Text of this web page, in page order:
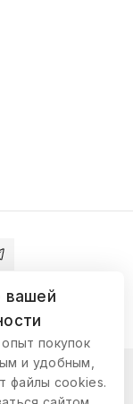
вашей
покупок
и удобным,
файлы cookies.